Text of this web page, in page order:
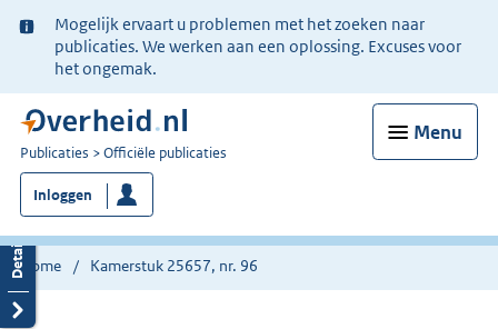
Ter
informatie:
Mogelijk ervaart u problemen met het zoeken naar
publicaties. We werken aan een oplossing. Excuses voor
het ongemak.
Menu
U
bent
nu
hier:
Publicaties Officiële publicaties
Inloggen
Home Kamerstuk 25657, nr. 96